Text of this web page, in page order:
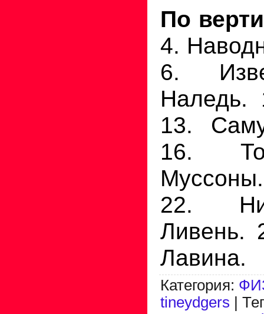
По
4.
6.
Наледь.
13.
16.
22.
Ливень.
Лавина.
Категория:
tineydgers |